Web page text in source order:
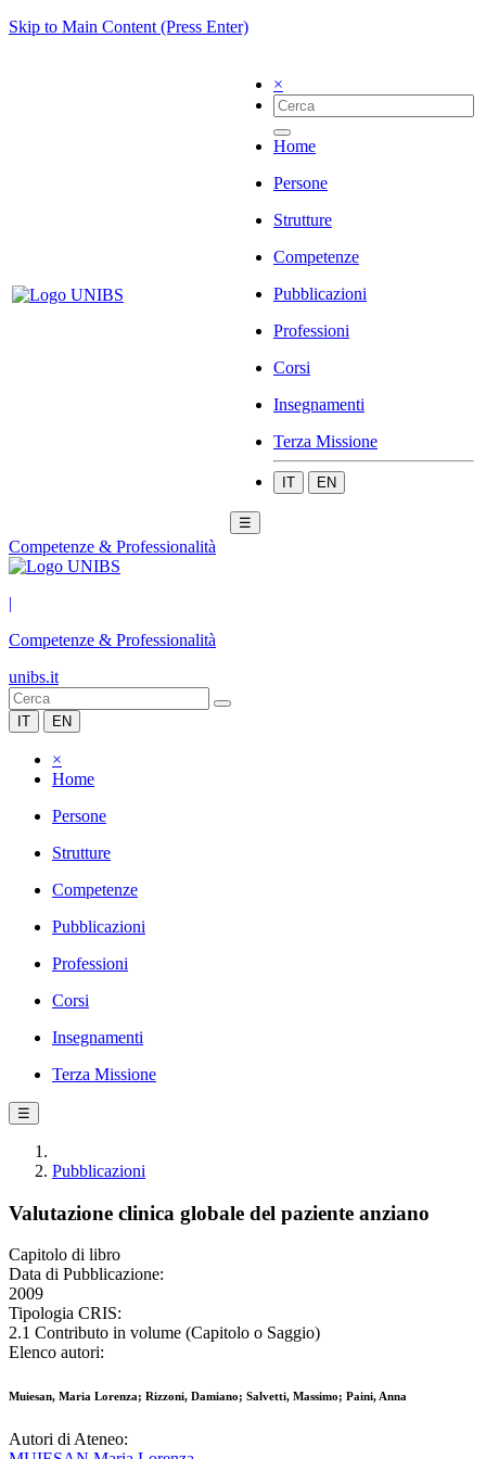
Skip to Main Content (Press Enter)
×
Home
Persone
Strutture
Competenze
Pubblicazioni
Professioni
Corsi
Insegnamenti
Terza Missione
IT EN
☰
Competenze & Professionalità
|
Competenze & Professionalità
unibs.it
IT EN
×
Home
Persone
Strutture
Competenze
Pubblicazioni
Professioni
Corsi
Insegnamenti
Terza Missione
☰
Pubblicazioni
Valutazione clinica globale del paziente anziano
Capitolo di libro
Data di Pubblicazione:
2009
Tipologia CRIS:
2.1 Contributo in volume (Capitolo o Saggio)
Elenco autori:
Muiesan, Maria Lorenza; Rizzoni, Damiano; Salvetti, Massimo; Paini, Anna
Autori di Ateneo: